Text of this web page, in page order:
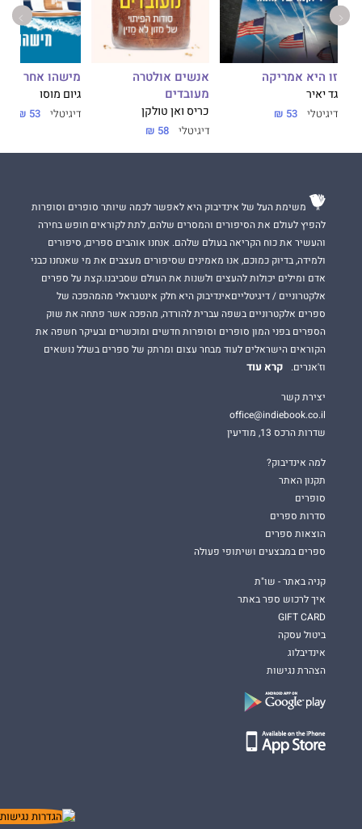
זו היא אמריקה
גד יאיר
דיגיטלי 53 ₪
אנשים אולטרה
מעובדים
כריס ואן טולקן
דיגיטלי 58 ₪
מישהו אחר
גיום מוסו
דיגיטלי 53 ₪
משימת העל של אינדיבוק היא לאפשר לכמה שיותר סופרים וסופרות
להפיץ לעולם את הסיפורים והמסרים שלהם, לתת לקוראים חופש בחירה
והעשיר את כוח הקריאה בעולם שלהם. אנחנו אוהבים ספרים, סיפורים
ולמידה, בדיוק כמוכם, אנו מאמינים שסיפורים מעצבים את מי שאנחנו כבני
אדם ומילים יכולות להעצים ולשנות את העולם שסביבנו.קצת על ספרים
אלקטרוניים / דיגיטלייםאינדיבוק היא חלק אינטגראלי מהמהפכה של
ספרים אלקטרוניים בשפה עברית להורדה, מהפכה אשר פתחה את שוק
הספרים בפני המון סופרים וסופרות חדשים ומוכשרים ובעיקר חשפה את
הקוראים הישראלים לעוד מבחר עצום ומרתק של ספרים בשלל נושאים
וז'אנרים.
קרא עוד
יצירת קשר
office@indiebook.co.il
שדרות הרכס 13, מודיעין
למה אינדיבוק?
תקנון האתר
סופרים
סדרות ספרים
הוצאות ספרים
ספרים במבצעים ושיתופי פעולה
קניה באתר - שו"ת
איך לרכוש ספר באתר
GIFT CARD
ביטול עסקה
אינדיבלוג
הצהרת נגישות